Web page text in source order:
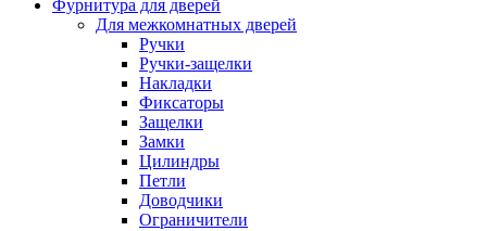
Фурнитура для дверей
Для межкомнатных дверей
Ручки
Ручки-защелки
Накладки
Фиксаторы
Защелки
Замки
Цилиндры
Петли
Доводчики
Ограничители